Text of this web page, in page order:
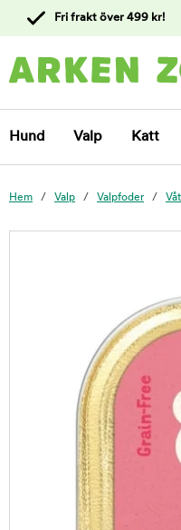
kundtjänst
Fri frakt över 499 kr!
Hund Valp Katt
Hem Valp Valpfoder